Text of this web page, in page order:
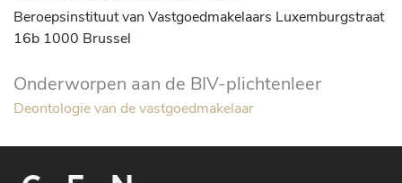
Beroepsinstituut van Vastgoedmakelaars Luxemburgstraat
16b 1000 Brussel
Onderworpen aan de BIV-plichtenleer
Deontologie van de vastgoedmakelaar